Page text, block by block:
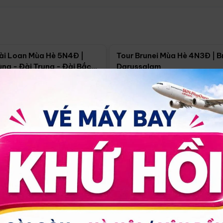
Loan Mùa Hè 5N4Đ |
- Đài Trung - Đài Bắc
18/09
Tour Brunei Mùa Hè 4N3Đ |
Darussalam
Hồ Chí Minh 4N3Đ
30/08 17/09 24/09
14.499.000đ Xem chi